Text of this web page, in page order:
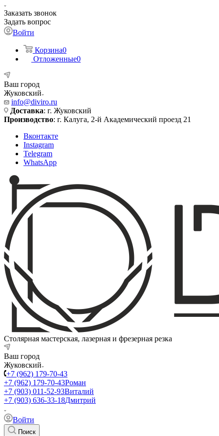
Заказать звонок
Задать вопрос
Войти
Корзина0
Отложенные0
Ваш город
Жуковский
info@diviro.ru
Доставка: г. Жуковский
Производство: г. Калуга, 2-й Академический проезд 21
Вконтакте
Instagram
Telegram
WhatsApp
Столярная мастерская, лазерная и фрезерная резка
Ваш город
Жуковский
+7 (962) 179-70-43
+7 (962) 179-70-43Роман
+7 (903) 011-52-93Виталий
+7 (903) 636-33-18Дмитрий
Войти
Поиск